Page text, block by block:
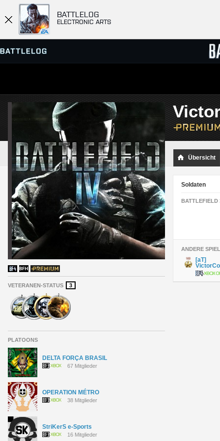
BATTLELOG
ELECTRONIC ARTS
SERVER-BROWSER
MATCHES
VETERANEN-STATUS 3
PLATOONS
DELTA FORÇA BRASIL
67 Mitglieder
OPERATION MÉTRO
38 Mitglieder
StriKerS e-Sports
16 Mitglieder
Übersicht
Soldaten
BATTLEFIELD
ANDERE
[aT]